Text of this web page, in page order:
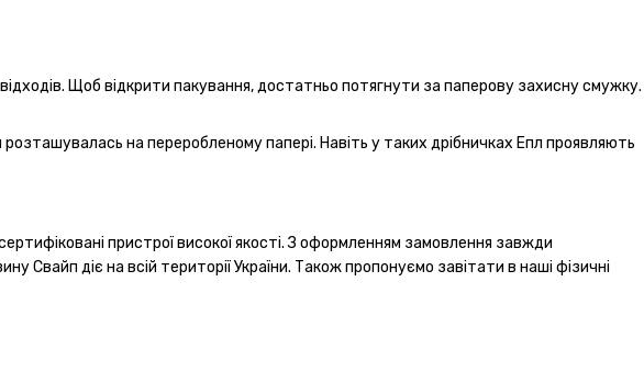
Щоб відкрити пакування, достатньо потягнути за паперову захисну смужку.
на переробленому папері. Навіть у таких дрібничках Епл проявляють
пристрої високої якості. З оформленням замовлення завжди
діє на всій території України. Також пропонуємо завітати в наші фізичні